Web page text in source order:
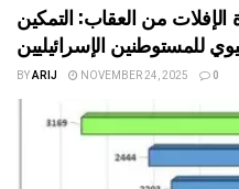
الإفلات من العقاب: التمكين
للمستوطنين الإسرائيليين
BYARIJ NOVEMBER 24, 2025 0